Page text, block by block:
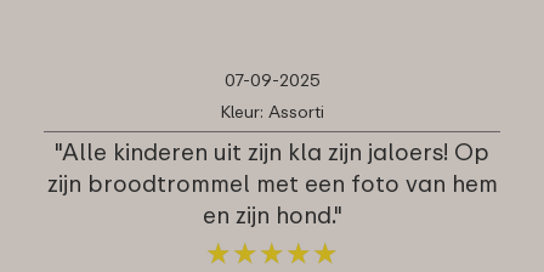
07-09-2025
Kleur: Assorti
"Alle kinderen uit zijn kla zijn jaloers! Op
zijn broodtrommel met een foto van hem
en zijn hond."
★★★★★
★★★★★